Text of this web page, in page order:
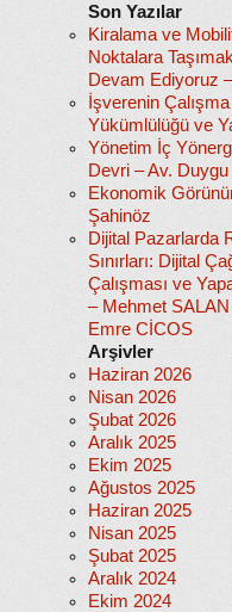
Son Yazılar
Kiralama ve
Noktalara
Devam Ediyoruz
İşverenin
Yükümlülüğü ve
Yönetim İç
Devri – Av.
Ekonomik
Şahinöz
Dijital Pazarlarda
Sınırları: Dijital
Çalışması ve
– Mehmet
Emre CİCOS
Arşivler
Haziran 2026
Nisan 2026
Şubat 2026
Aralık 2025
Ekim 2025
Ağustos 2025
Haziran 2025
Nisan 2025
Şubat 2025
Aralık 2024
Ekim 2024